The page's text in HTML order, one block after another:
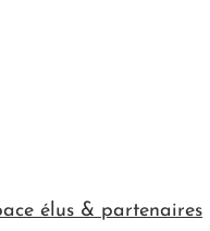
élus & partenaires